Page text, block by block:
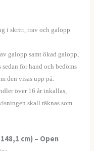
i skritt, trav och galopp
galopp samt ökad galopp,
för hand och bedöms
den visas upp på.
över 16 år inkallas,
skall räknas som
cm) – Open